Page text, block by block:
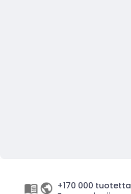
+170 000 tuotetta